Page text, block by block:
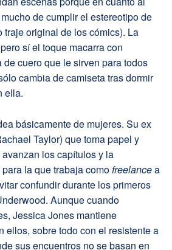
de cumplir el estereotipo de
traje original de los cómics). La
sí el toque macarra con
cuero que le sirven para todos
cambia de camiseta tras dormir
ella.
básicamente de mujeres. Su ex
Taylor) que toma papel y
los capítulos y la
la que trabaja comofreelancea
confundir durante los primeros
Aunque cuando
Jessica Jones mantiene
ellos, sobre todo con el resistente a
sus encuentros no se basan en